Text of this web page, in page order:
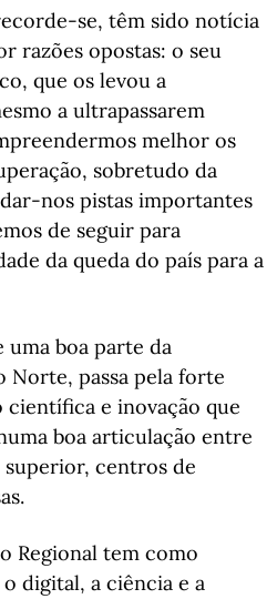
se, têm sido notícia
razões opostas: o seu
que os levou a
a ultrapassarem
melhor os
sobretudo da
nos pistas importantes
de seguir para
da queda do país para a
uma boa parte da
Norte, passa pela forte
científica e inovação que
boa articulação entre
centros de
Regional tem como
digital, a ciência e a